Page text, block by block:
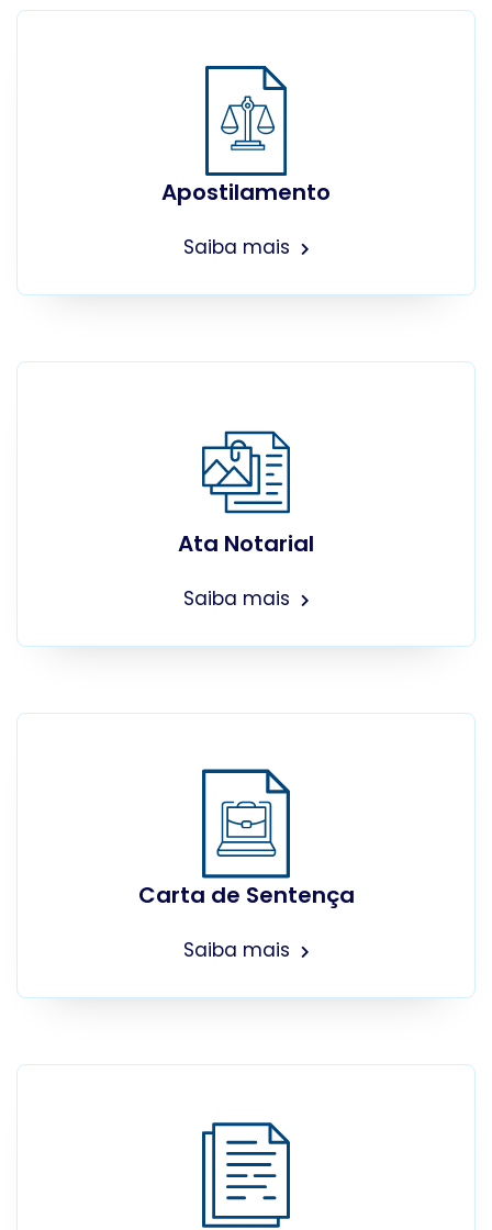
Apostilamento
Saiba mais
Ata Notarial
Saiba mais
Carta de Sentença
Saiba mais